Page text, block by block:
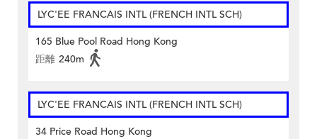
LYC'EE FRANCAIS INTL (FRENCH INTL SCH)
165 Blue Pool Road Hong Kong
距離 240m
LYC'EE FRANCAIS INTL (FRENCH INTL SCH)
34 Price Road Hong Kong